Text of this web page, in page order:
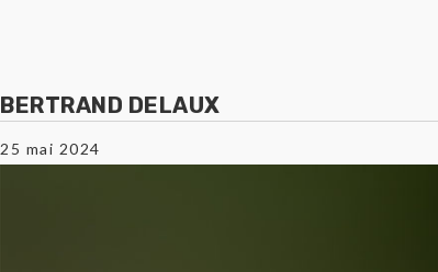
BERTRAND DELAUX
25 mai 2024